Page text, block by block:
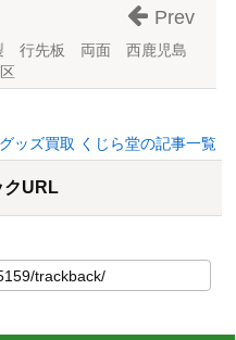
行先板 両面 西鹿児島
Prev
ッズ買取 くじら堂の記事一覧
クURL